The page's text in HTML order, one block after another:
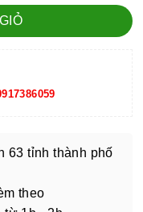
63 tỉnh thành phố
theo